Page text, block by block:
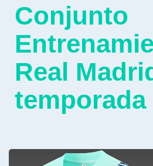
Conjunto
Real
temporada